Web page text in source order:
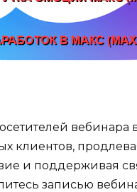
вебинара
клиентов,
и поддерживая
записью